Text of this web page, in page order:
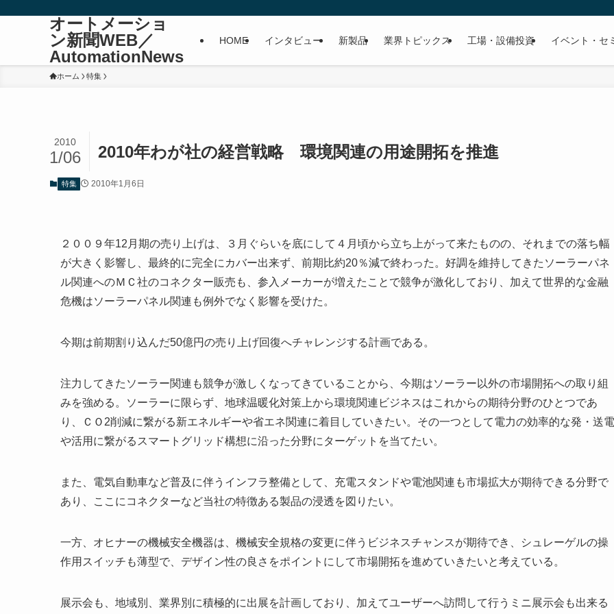
オートメーショ
ン新聞WEB／
AutomationNews
HOME インタビュー 新製品 業界トピックス 工場・設備投資 イベント・セ
ホーム 特集
2010年わが社の経営戦略 環境関連の用途開拓を推進
2010
1/06
特集 2010年1月6日
２００９年12月期の売り上げは、３月ぐらいを底にして４月頃から立ち上がって来たものの、それまでの落ち幅
が大きく影響し、最終的に完全にカバー出来ず、前期比約20％減で終わった。好調を維持してきたソーラーパネ
ル関連へのＭＣ社のコネクター販売も、参入メーカーが増えたことで競争が激化しており、加えて世界的な金融
危機はソーラーパネル関連も例外でなく影響を受けた。
今期は前期割り込んだ50億円の売り上げ回復へチャレンジする計画である。
注力してきたソーラー関連も競争が激しくなってきていることから、今期はソーラー以外の市場開拓への取り組
みを強める。ソーラーに限らず、地球温暖化対策上から環境関連ビジネスはこれからの期待分野のひとつであ
り、ＣＯ2削減に繋がる新エネルギーや省エネ関連に着目していきたい。その一つとして電力の効率的な発・送電
や活用に繋がるスマートグリッド構想に沿った分野にターゲットを当てたい。
また、電気自動車など普及に伴うインフラ整備として、充電スタンドや電池関連も市場拡大が期待できる分野で
あり、ここにコネクターなど当社の特徴ある製品の浸透を図りたい。
一方、オヒナーの機械安全機器は、機械安全規格の変更に伴うビジネスチャンスが期待でき、シュレーゲルの操
作用スイッチも薄型で、デザイン性の良さをポイントにして市場開拓を進めていきたいと考えている。
展示会も、地域別、業界別に積極的に出展を計画しており、加えてユーザーへ訪問して行うミニ展示会も出来る